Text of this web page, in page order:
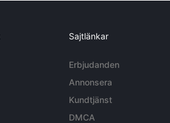
Sajtlänkar
Erbjudanden
Annonsera
Kundtjänst
DMCA